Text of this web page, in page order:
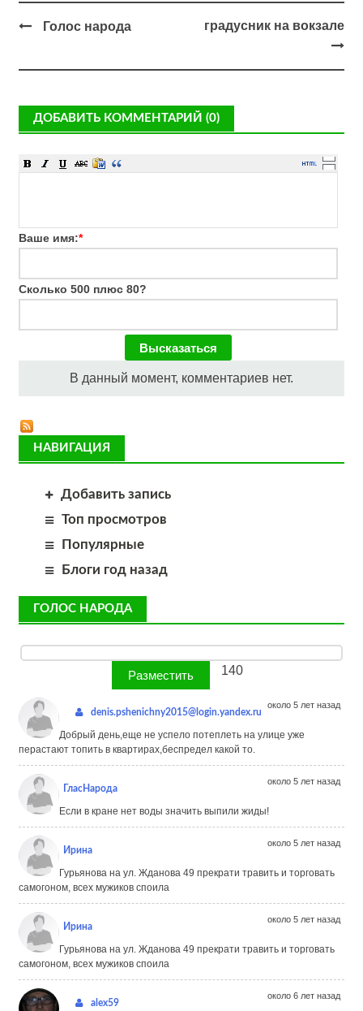
Голос народа градусник на вокзале
ДОБАВИТЬ КОММЕНТАРИЙ (0)
Ваше имя:*
Сколько 500 плюс 80?
В данный момент, комментариев нет.
НАВИГАЦИЯ
Добавить запись
Топ просмотров
Популярные
Блоги год назад
ГОЛОС НАРОДА
140
denis.pshenichny2015@login.yandex.ru
около 5 лет назад
Добрый день,еще не успело потеплеть на улице уже
перастают топить в квартирах,беспредел какой то.
ГласНарода
около 5 лет назад
Если в кране нет воды значить выпили жиды!
Ирина
около 5 лет назад
Гурьянова на ул. Жданова 49 прекрати травить и торговать
самогоном, всех мужиков споила
Ирина
около 5 лет назад
Гурьянова на ул. Жданова 49 прекрати травить и торговать
самогоном, всех мужиков споила
alex59
около 6 лет назад